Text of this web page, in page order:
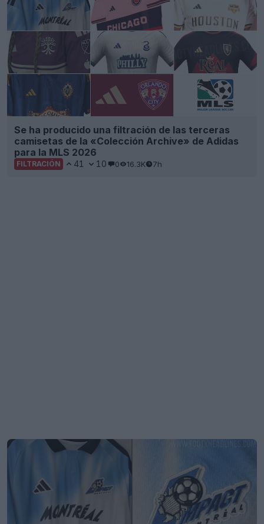
Se ha producido una filtración de las terceras
camisetas de la «Colección Archive» de Adidas
para la MLS 2026
FILTRACIÓN 41 10 0 16.3K 7h